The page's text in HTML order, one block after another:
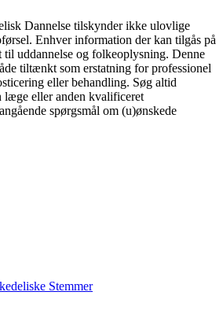
Dannelse tilskynder ikke ulovlige
Enhver information der kan tilgås på
til uddannelse og folkeoplysning. Denne
tiltænkt som erstatning for professionel
eller behandling. Søg altid
læge eller anden kvalificeret
spørgsmål om (u)ønskede
Stemmer